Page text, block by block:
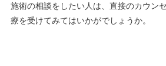
施術の相談をしたい人は、直接のカウン
療を受けてみてはいかがでしょうか。